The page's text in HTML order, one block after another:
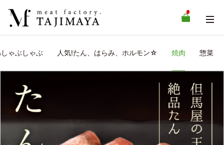
ゃぶしゃぶ 人気!たん、はらみ、ホルモン☆ 焼肉 惣菜